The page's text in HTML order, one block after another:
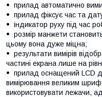
прилад автоматично
прилад фіксує час та
індикатор руху під час
розмір манжети
цьому вона дуже міцна;
результати вимірів
частині екрана лише на
прилад оснащений LCD
вимірювання великим
використовувати лежачи,